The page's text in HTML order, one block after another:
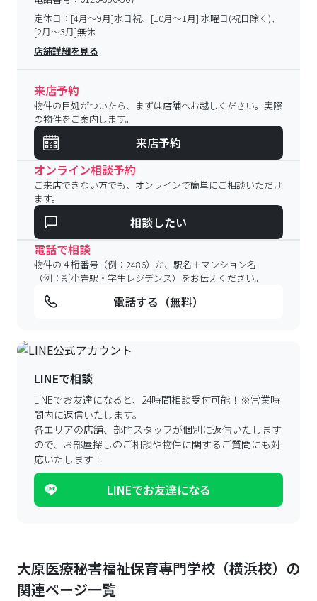
定休日： [4月～9月]水日祝、[10月～1月] 水曜日(祝日除く)、
[2月～3月]無休
店舗詳細を見る
来店予約
物件の目処がついたら、まずは店舗へお越しください。実際
の物件をご案内します。
来店予約
オンライン相談予約
ご来店できない方でも、オンラインで簡単にご相談いただけ
ます。
相談したい
電話で相談
物件の４桁番号（例：2486）か、駅名＋マンション名
（例：新小岩駅・学生レジデンス）をお伝えください。
電話する（無料）
LINEで相談
LINEでお友達になると、24時間相談受付可能！ ※営業時
間内に返信いたします。
各エリアの店舗、部門スタッフが個別に返信いたします
ので、 お部屋探しのご相談や物件に関するご質問にも対
応いたします！
LINEでお友達になる
大原医療秘書福祉保育専門学校（横浜校）の
関連ページ一覧